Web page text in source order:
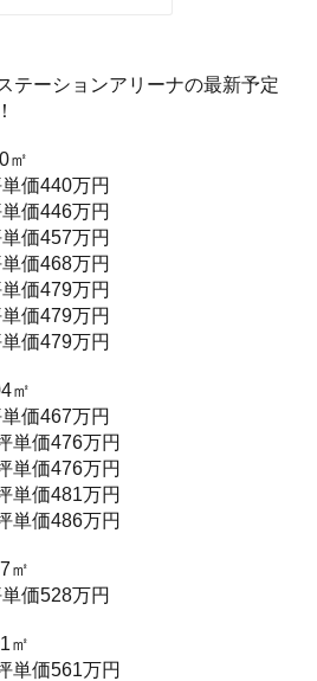
テーションアリーナの最新予定
㎡
価440万円
価446万円
価457万円
価468万円
価479万円
価479万円
価479万円
㎡
価467万円
価476万円
価476万円
価481万円
価486万円
㎡
価528万円
㎡
価561万円